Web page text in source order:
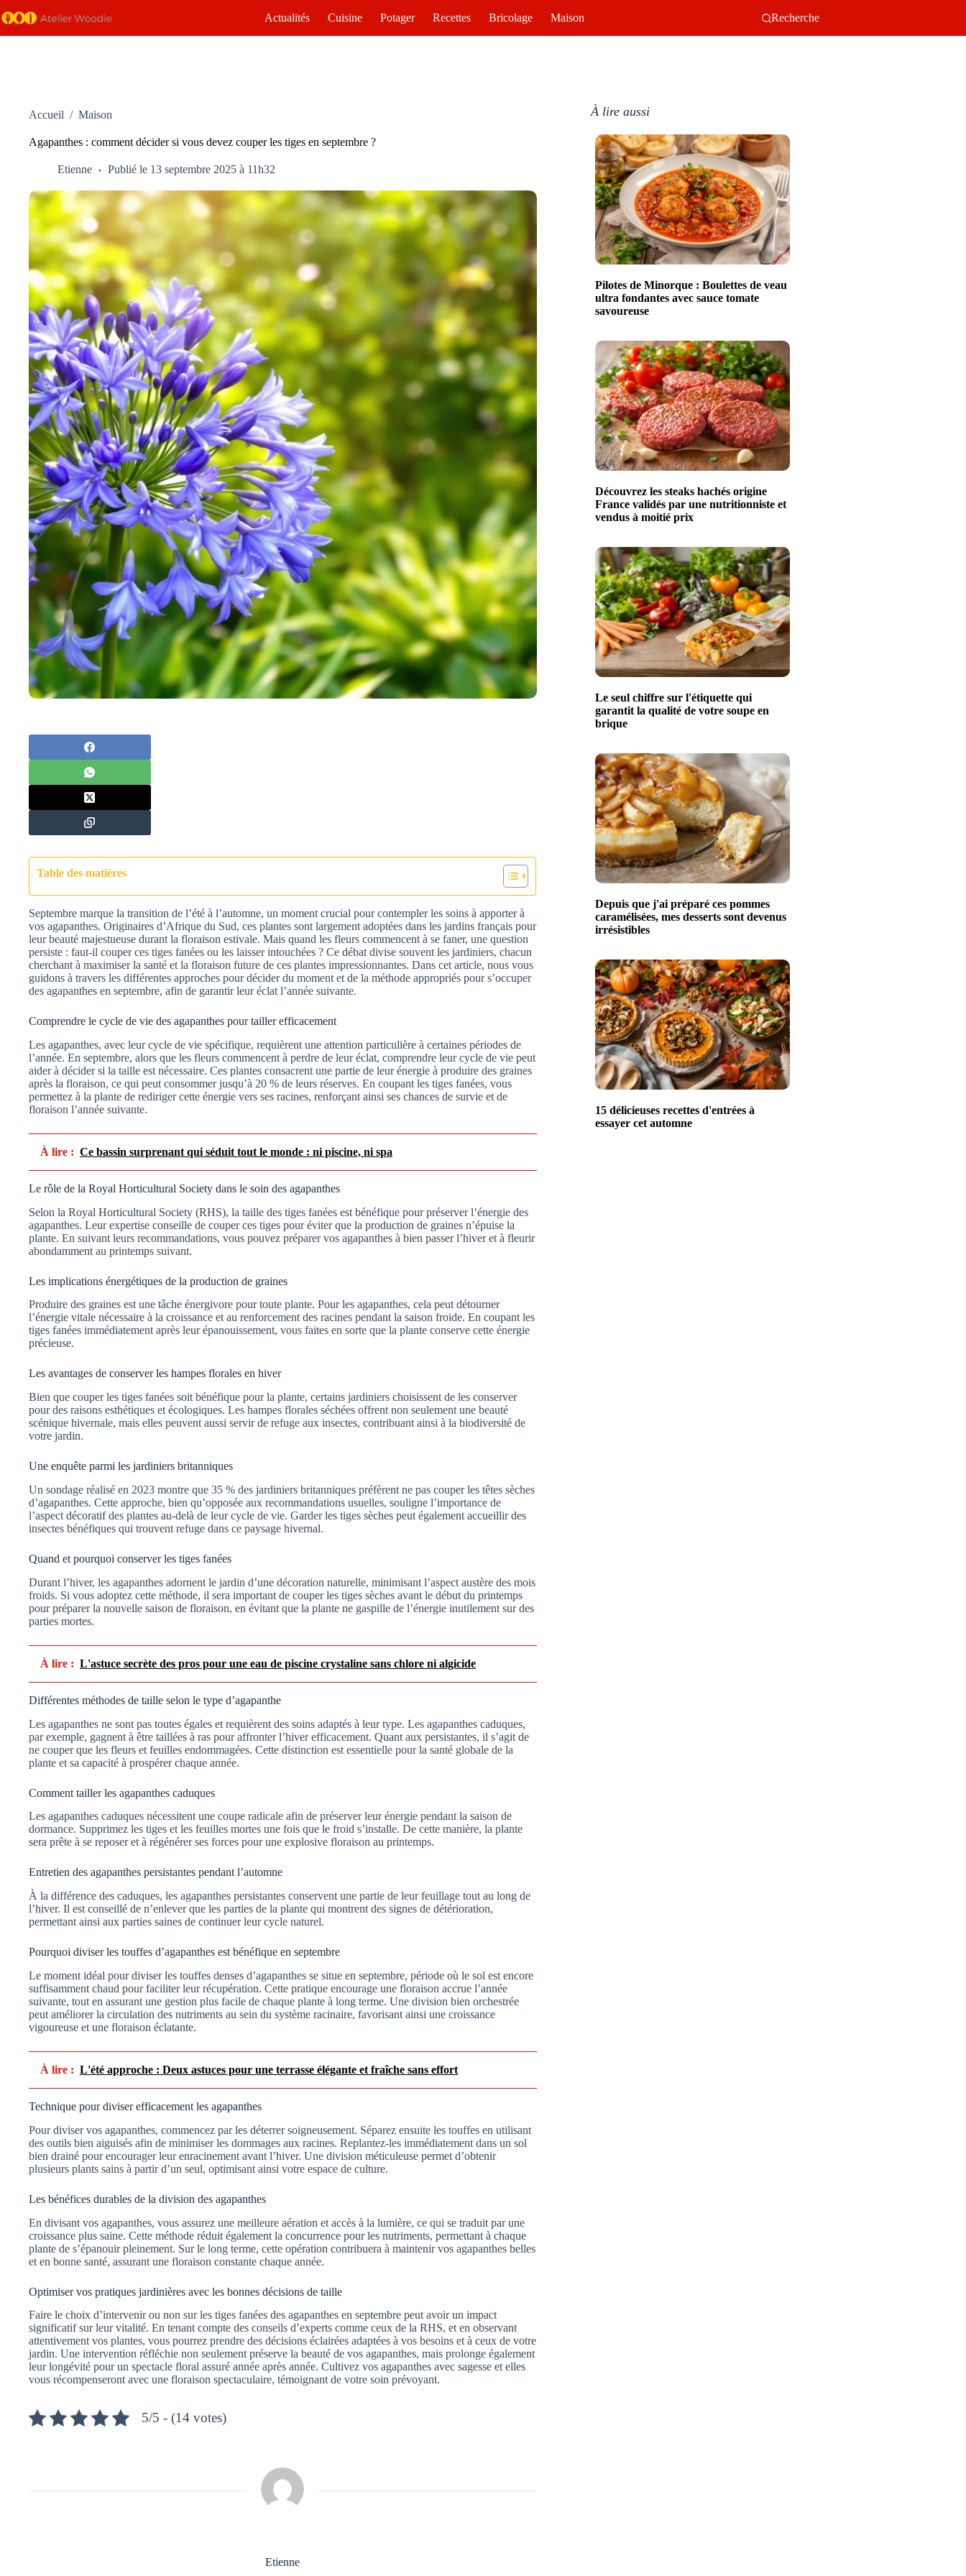
au
Actualités Cuisine Potager Recettes Bricolage Maison Recherche
Accueil / Maison
Agapanthes : comment décider si vous devez couper les tiges en septembre ?
Etienne Publié le 13 septembre 2025 à 11h32
Table des matières
Septembre marque la transition de l’été à l’automne, un moment crucial pour contempler les soins à apporter à
vos agapanthes. Originaires d’Afrique du Sud, ces plantes sont largement adoptées dans les jardins français pour
leur beauté majestueuse durant la floraison estivale. Mais quand les fleurs commencent à se faner, une question
persiste : faut-il couper ces tiges fanées ou les laisser intouchées ? Ce débat divise souvent les jardiniers, chacun
cherchant à maximiser la santé et la floraison future de ces plantes impressionnantes. Dans cet article, nous vous
guidons à travers les différentes approches pour décider du moment et de la méthode appropriés pour s’occuper
des agapanthes en septembre, afin de garantir leur éclat l’année suivante.
Comprendre le cycle de vie des agapanthes pour tailler efficacement
Les agapanthes, avec leur cycle de vie spécifique, requièrent une attention particulière à certaines périodes de
l’année. En septembre, alors que les fleurs commencent à perdre de leur éclat, comprendre leur cycle de vie peut
aider à décider si la taille est nécessaire. Ces plantes consacrent une partie de leur énergie à produire des graines
après la floraison, ce qui peut consommer jusqu’à 20 % de leurs réserves. En coupant les tiges fanées, vous
permettez à la plante de rediriger cette énergie vers ses racines, renforçant ainsi ses chances de survie et de
floraison l’année suivante.
À lire : Ce bassin surprenant qui séduit tout le monde : ni piscine, ni spa
Le rôle de la Royal Horticultural Society dans le soin des agapanthes
Selon la Royal Horticultural Society (RHS), la taille des tiges fanées est bénéfique pour préserver l’énergie des
agapanthes. Leur expertise conseille de couper ces tiges pour éviter que la production de graines n’épuise la
plante. En suivant leurs recommandations, vous pouvez préparer vos agapanthes à bien passer l’hiver et à fleurir
abondamment au printemps suivant.
Les implications énergétiques de la production de graines
Produire des graines est une tâche énergivore pour toute plante. Pour les agapanthes, cela peut détourner
l’énergie vitale nécessaire à la croissance et au renforcement des racines pendant la saison froide. En coupant les
tiges fanées immédiatement après leur épanouissement, vous faites en sorte que la plante conserve cette énergie
précieuse.
Les avantages de conserver les hampes florales en hiver
Bien que couper les tiges fanées soit bénéfique pour la plante, certains jardiniers choisissent de les conserver
pour des raisons esthétiques et écologiques. Les hampes florales séchées offrent non seulement une beauté
scénique hivernale, mais elles peuvent aussi servir de refuge aux insectes, contribuant ainsi à la biodiversité de
votre jardin.
Une enquête parmi les jardiniers britanniques
Un sondage réalisé en 2023 montre que 35 % des jardiniers britanniques préfèrent ne pas couper les têtes sèches
d’agapanthes. Cette approche, bien qu’opposée aux recommandations usuelles, souligne l’importance de
l’aspect décoratif des plantes au-delà de leur cycle de vie. Garder les tiges sèches peut également accueillir des
insectes bénéfiques qui trouvent refuge dans ce paysage hivernal.
Quand et pourquoi conserver les tiges fanées
Durant l’hiver, les agapanthes adornent le jardin d’une décoration naturelle, minimisant l’aspect austère des mois
froids. Si vous adoptez cette méthode, il sera important de couper les tiges sèches avant le début du printemps
pour préparer la nouvelle saison de floraison, en évitant que la plante ne gaspille de l’énergie inutilement sur des
parties mortes.
À lire : L'astuce secrète des pros pour une eau de piscine crystaline sans chlore ni algicide
Différentes méthodes de taille selon le type d’agapanthe
Les agapanthes ne sont pas toutes égales et requièrent des soins adaptés à leur type. Les agapanthes caduques,
par exemple, gagnent à être taillées à ras pour affronter l’hiver efficacement. Quant aux persistantes, il s’agit de
ne couper que les fleurs et feuilles endommagées. Cette distinction est essentielle pour la santé globale de la
plante et sa capacité à prospérer chaque année.
Comment tailler les agapanthes caduques
Les agapanthes caduques nécessitent une coupe radicale afin de préserver leur énergie pendant la saison de
dormance. Supprimez les tiges et les feuilles mortes une fois que le froid s’installe. De cette manière, la plante
sera prête à se reposer et à régénérer ses forces pour une explosive floraison au printemps.
Entretien des agapanthes persistantes pendant l’automne
À la différence des caduques, les agapanthes persistantes conservent une partie de leur feuillage tout au long de
l’hiver. Il est conseillé de n’enlever que les parties de la plante qui montrent des signes de détérioration,
permettant ainsi aux parties saines de continuer leur cycle naturel.
Pourquoi diviser les touffes d’agapanthes est bénéfique en septembre
Le moment idéal pour diviser les touffes denses d’agapanthes se situe en septembre, période où le sol est encore
suffisamment chaud pour faciliter leur récupération. Cette pratique encourage une floraison accrue l’année
suivante, tout en assurant une gestion plus facile de chaque plante à long terme. Une division bien orchestrée
peut améliorer la circulation des nutriments au sein du système racinaire, favorisant ainsi une croissance
vigoureuse et une floraison éclatante.
À lire : L'été approche : Deux astuces pour une terrasse élégante et fraîche sans effort
Technique pour diviser efficacement les agapanthes
Pour diviser vos agapanthes, commencez par les déterrer soigneusement. Séparez ensuite les touffes en utilisant
des outils bien aiguisés afin de minimiser les dommages aux racines. Replantez-les immédiatement dans un sol
bien drainé pour encourager leur enracinement avant l’hiver. Une division méticuleuse permet d’obtenir
plusieurs plants sains à partir d’un seul, optimisant ainsi votre espace de culture.
Les bénéfices durables de la division des agapanthes
En divisant vos agapanthes, vous assurez une meilleure aération et accès à la lumière, ce qui se traduit par une
croissance plus saine. Cette méthode réduit également la concurrence pour les nutriments, permettant à chaque
plante de s’épanouir pleinement. Sur le long terme, cette opération contribuera à maintenir vos agapanthes belles
et en bonne santé, assurant une floraison constante chaque année.
Optimiser vos pratiques jardinières avec les bonnes décisions de taille
Faire le choix d’intervenir ou non sur les tiges fanées des agapanthes en septembre peut avoir un impact
significatif sur leur vitalité. En tenant compte des conseils d’experts comme ceux de la RHS, et en observant
attentivement vos plantes, vous pourrez prendre des décisions éclairées adaptées à vos besoins et à ceux de votre
jardin. Une intervention réfléchie non seulement préserve la beauté de vos agapanthes, mais prolonge également
leur longévité pour un spectacle floral assuré année après année. Cultivez vos agapanthes avec sagesse et elles
vous récompenseront avec une floraison spectaculaire, témoignant de votre soin prévoyant.
5/5 - (14 votes)
Etienne
À lire aussi
Pilotes de Minorque : Boulettes de veau
ultra fondantes avec sauce tomate
savoureuse
Découvrez les steaks hachés origine
France validés par une nutritionniste et
vendus à moitié prix
Le seul chiffre sur l'étiquette qui
garantit la qualité de votre soupe en
brique
Depuis que j'ai préparé ces pommes
caramélisées, mes desserts sont devenus
irrésistibles
15 délicieuses recettes d'entrées à
essayer cet automne